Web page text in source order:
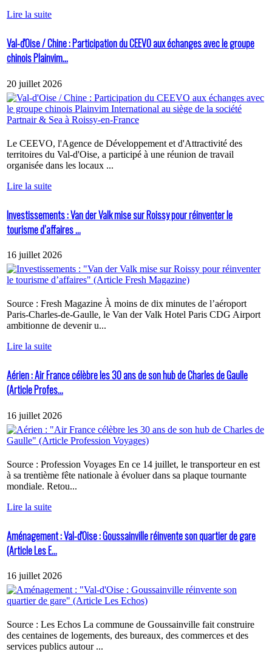
Lire la suite
Val-d'Oise / Chine : Participation du CEEVO aux échanges avec le groupe
chinois Plainvim...
20 juillet 2026
Le CEEVO, l'Agence de Développement et d'Attractivité des
territoires du Val-d'Oise, a participé à une réunion de travail
organisée dans les locaux ...
Lire la suite
Investissements : Van der Valk mise sur Roissy pour réinventer le
tourisme d’affaires ...
16 juillet 2026
Source : Fresh Magazine À moins de dix minutes de l’aéroport
Paris-Charles-de-Gaulle, le Van der Valk Hotel Paris CDG Airport
ambitionne de devenir u...
Lire la suite
Aérien : Air France célèbre les 30 ans de son hub de Charles de Gaulle
(Article Profes...
16 juillet 2026
Source : Profession Voyages En ce 14 juillet, le transporteur en est
à sa trentième fête nationale à évoluer dans sa plaque tournante
mondiale. Retou...
Lire la suite
Aménagement : Val-d'Oise : Goussainville réinvente son quartier de gare
(Article Les E...
16 juillet 2026
Source : Les Echos La commune de Goussainville fait construire
des centaines de logements, des bureaux, des commerces et des
services publics autour ...